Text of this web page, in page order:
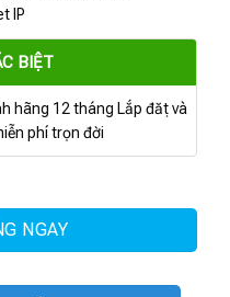
IP
BIỆT
hãng 12 tháng Lắp đặt và
phí trọn đời
NGAY